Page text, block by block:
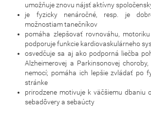
umožňuje znovu nájsť aktívny
je fyzicky nenáročné, resp. je
možnostiam tanečníkov
pomáha zlepšovať rovnováhu,
podporuje funkcie kardiovaskulárneho
osvedčuje sa aj ako podporná liečba
Alzheimerovej a Parkinsonovej
nemocí; pomáha ich lepšie zvládať po
stránke
prirodzene motivuje k väčšiemu dbaniu
sebadôvery a sebaúcty